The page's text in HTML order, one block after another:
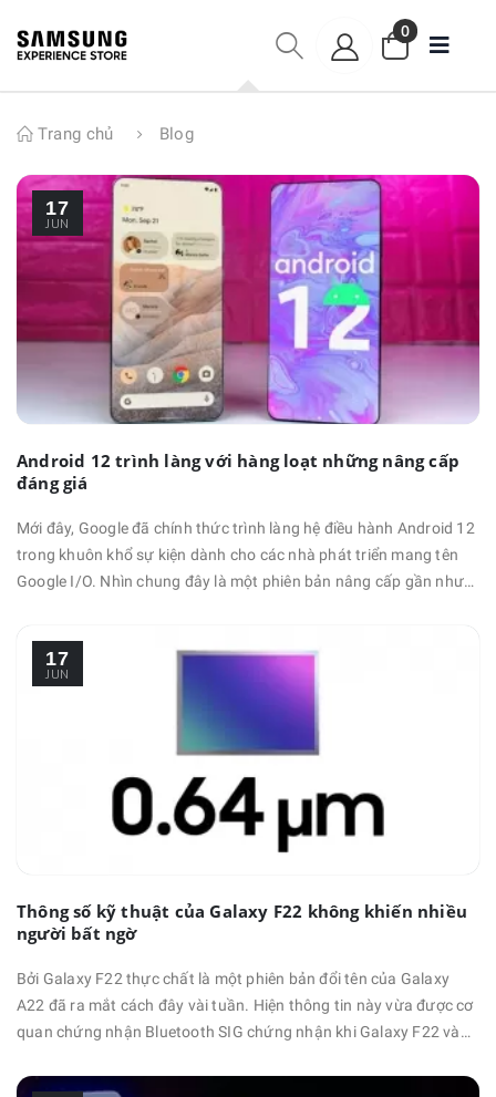
0
Trang chủ Blog
17
JUN
Android 12 trình làng với hàng loạt những nâng cấp
đáng giá
Mới đây, Google đã chính thức trình làng hệ điều hành Android 12
trong khuôn khổ sự kiện dành cho các nhà phát triển mang tên
Google I/O. Nhìn chung đây là một phiên bản nâng cấp gần như
17
JUN
Thông số kỹ thuật của Galaxy F22 không khiến nhiều
người bất ngờ
Bởi Galaxy F22 thực chất là một phiên bản đổi tên của Galaxy
A22 đã ra mắt cách đây vài tuần. Hiện thông tin này vừa được cơ
quan chứng nhận Bluetooth SIG chứng nhận khi Galaxy F22 và
số model SM-E225F và nó đã xuất hiện trong cơ sở dữ liệu chứng